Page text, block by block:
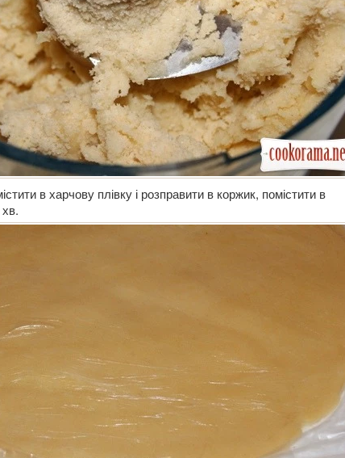
в харчову плівку і розправити в коржик, помістити в